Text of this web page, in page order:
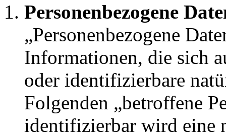
Personenbezogene
„Personenbezogene
Informationen, die sich
oder identifizierbare
Folgenden „betroffene
identifizierbar wird eine